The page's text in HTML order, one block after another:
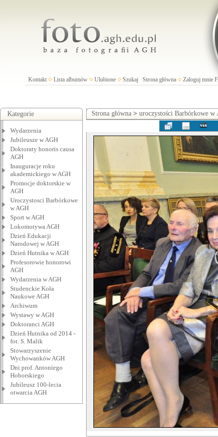
Kontakt Lista albumów Ulubione Szukaj Strona główna Zaloguj mnie
Kategorie
Wydarzenia
Jubileusze w AGH
Doktoraty honoris causa
AGH
Inauguracje roku
akademickiego w AGH
Promocje doktorskie w
AGH
Uroczystosci Barbórkowe
w AGH
Sport w AGH
Lokomotywa AGH
Dzień Edukacji
Narodowej w AGH
Dzień Hutnika w AGH
Profesorowie honorowi
AGH
Wydarzenia w AGH
Studenckie Koła
Naukowe AGH
Archiwum
Wystawy w AGH
Doktoranci AGH
Dzień Hutnika od 2014 -
fot. S. Malik
Stowarzyszenie
Wychowanków AGH
Dni prof. Antoniego
Hoborskiego
Jubileusz 100-lecia
otwarcia AGH
Strona główna > uroczystości Barbórkowe w